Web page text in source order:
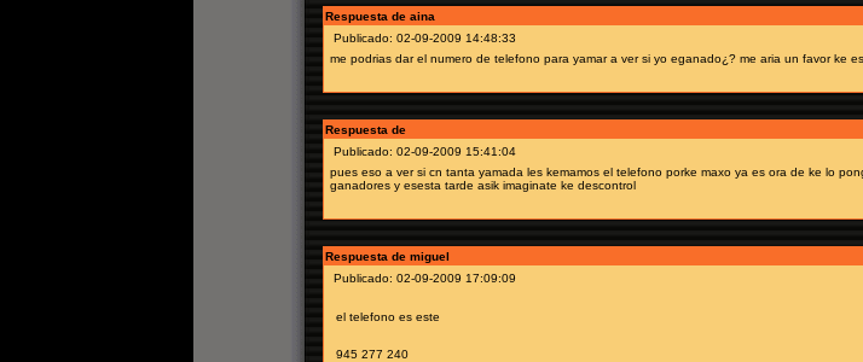
Respuesta de aina
Publicado: 02-09-2009 14:48:33
me podrias dar el numero de telefono para yamar a ver si yo eganado¿? me aria un favor ke
Respuesta de
Publicado: 02-09-2009 15:41:04
pues eso a ver si cn tanta yamada les kemamos el telefono porke maxo ya es ora de ke lo
ganadores y esesta tarde asik imaginate ke descontrol
Respuesta de miguel
Publicado: 02-09-2009 17:09:09
el telefono es este
945 277 240